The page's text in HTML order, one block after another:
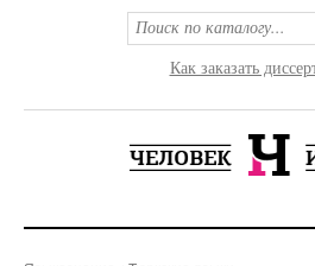
Как заказать